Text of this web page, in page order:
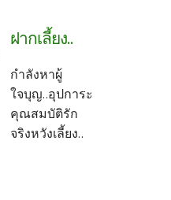
ฝากเลี้ยง..
กำลังหาผู้
ใจบุญ..อุปการะ
คุณสมบัติรัก
จริงหวังเลี้ยง..